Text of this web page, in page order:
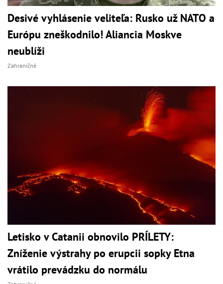
Desivé vyhlásenie veliteľa: Rusko už NATO a
Európu zneškodnilo! Aliancia Moskve
neublíži
Zahraničné
Letisko v Catanii obnovilo PRÍLETY:
Zníženie výstrahy po erupcii sopky Etna
vrátilo prevádzku do normálu